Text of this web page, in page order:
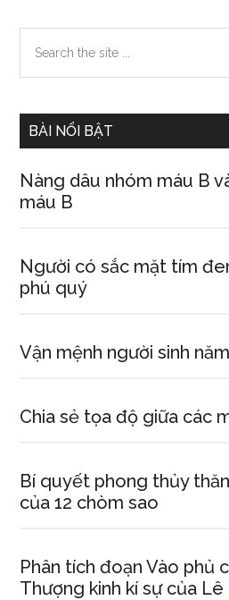
Primary
Sidebar
the
BÀI NỔI BẬT
Nàng dâu nhóm máu B
máu B
Người có sắc mặt tím
phú quý
Vận mệnh người sinh
Chia sẻ tọa độ giữa các
Bí quyết phong thủy
của 12 chòm sao
Phân tích đoạn Vào phủ
Thượng kinh kí sự của Lê